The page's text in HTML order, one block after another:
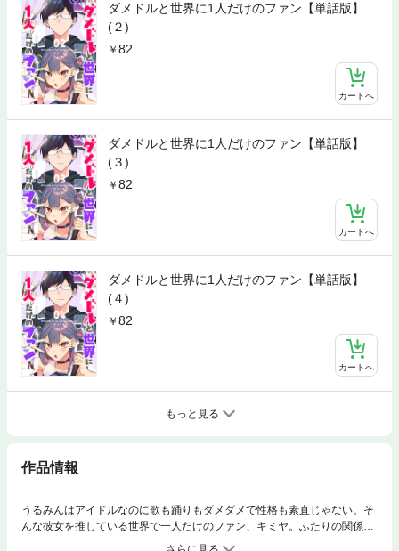
ダメドルと世界に1人だけのファン【単話版】
(２)
82
カートへ
ダメドルと世界に1人だけのファン【単話版】
(３)
82
カートへ
ダメドルと世界に1人だけのファン【単話版】
(４)
82
カートへ
もっと見る
作品情報
うるみんはアイドルなのに歌も踊りもダメダメで性格も素直じゃない。そ
んな彼女を推している世界で一人だけのファン、キミヤ。ふたりの関係性
は普通のアイドル、ファンとの関係性と違ってちょっと変!? ダメなアイ